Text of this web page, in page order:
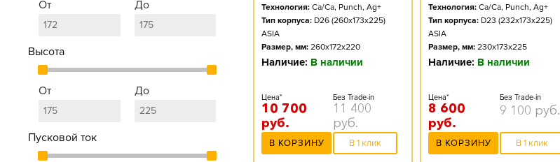
От До
Высота
От До
Пусковой ток
Технология: Ca/Ca, Punch, Ag+
Тип корпуса: D26 (260x173x225)
ASIA
Размер, мм: 260x172x220
Наличие: В наличии
Цена*
10 700
руб.
Без Trade-in
11 400
руб.
В КОРЗИНУ В 1 клик
Технология: Ca/Ca, Punch, Ag+
Тип корпуса: D23 (232x173x225)
ASIA
Размер, мм: 230x173x225
Наличие: В наличии
Цена*
8 600
руб.
Без Trade-in
9 100 руб.
В КОРЗИНУ В 1 клик